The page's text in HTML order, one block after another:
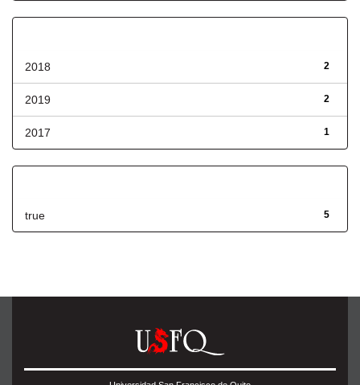
2
2018
2
2019
1
2017
5
true